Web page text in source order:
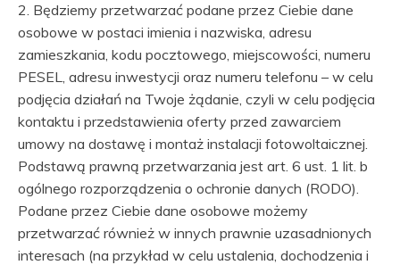
2. Będziemy przetwarzać podane przez Ciebie dane
osobowe w postaci imienia i nazwiska, adresu
zamieszkania, kodu pocztowego, miejscowości, numeru
PESEL, adresu inwestycji oraz numeru telefonu – w celu
podjęcia działań na Twoje żądanie, czyli w celu podjęcia
kontaktu i przedstawienia oferty przed zawarciem
umowy na dostawę i montaż instalacji fotowoltaicznej.
Podstawą prawną przetwarzania jest art. 6 ust. 1 lit. b
ogólnego rozporządzenia o ochronie danych (RODO).
Podane przez Ciebie dane osobowe możemy
przetwarzać również w innych prawnie uzasadnionych
interesach (na przykład w celu ustalenia, dochodzenia i